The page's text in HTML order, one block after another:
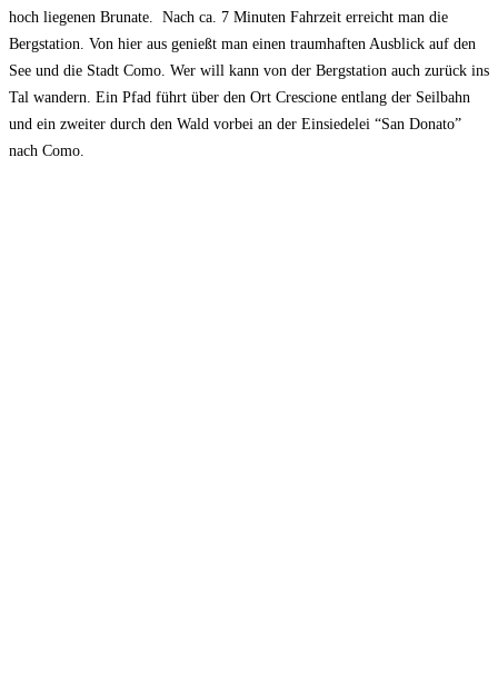
hoch liegenen Brunate. Nach ca. 7 Minuten Fahrzeit erreicht man die
Bergstation. Von hier aus genießt man einen traumhaften Ausblick auf den
See und die Stadt Como. Wer will kann von der Bergstation auch zurück ins
Tal wandern. Ein Pfad führt über den Ort Crescione entlang der Seilbahn
und ein zweiter durch den Wald vorbei an der Einsiedelei “San Donato”
nach Como.